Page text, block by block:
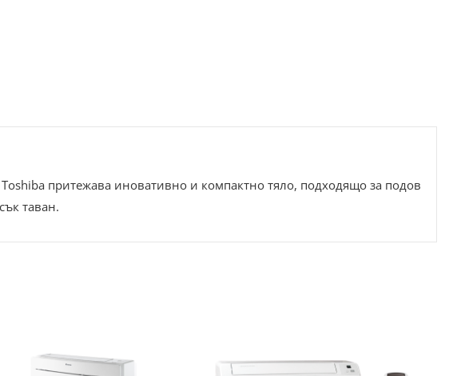
притежава иновативно и компактно тяло, подходящо за подов
таван.